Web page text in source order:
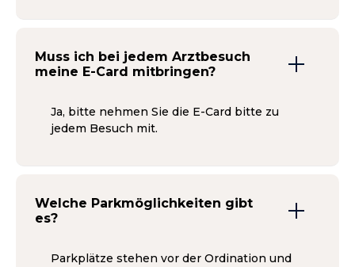
Muss ich bei jedem Arztbesuch
meine E-Card mitbringen?
Ja, bitte nehmen Sie die E-Card bitte zu
jedem Besuch mit.
Welche Parkmöglichkeiten gibt
es?
Parkplätze stehen vor der Ordination und